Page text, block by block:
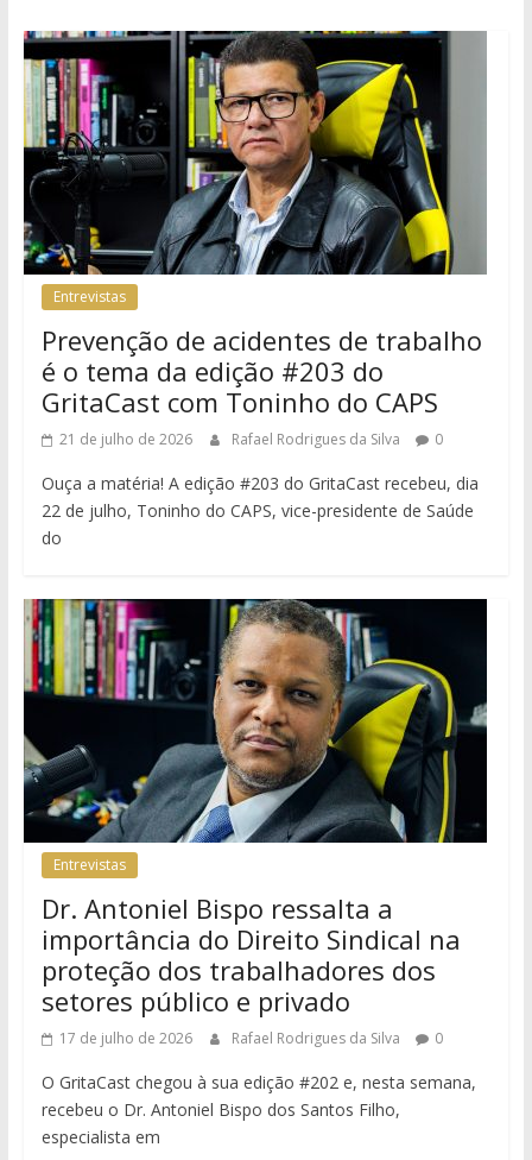
Entrevistas
Prevenção de acidentes de trabalho
é o tema da edição #203 do
GritaCast com Toninho do CAPS
21 de julho de 2026 Rafael Rodrigues da Silva 0
Ouça a matéria! A edição #203 do GritaCast recebeu, dia
22 de julho, Toninho do CAPS, vice-presidente de Saúde
do
Entrevistas
Dr. Antoniel Bispo ressalta a
importância do Direito Sindical na
proteção dos trabalhadores dos
setores público e privado
17 de julho de 2026 Rafael Rodrigues da Silva 0
O GritaCast chegou à sua edição #202 e, nesta semana,
recebeu o Dr. Antoniel Bispo dos Santos Filho,
especialista em